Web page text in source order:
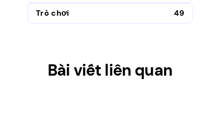
Trò chơi
49
Bài viết liên quan